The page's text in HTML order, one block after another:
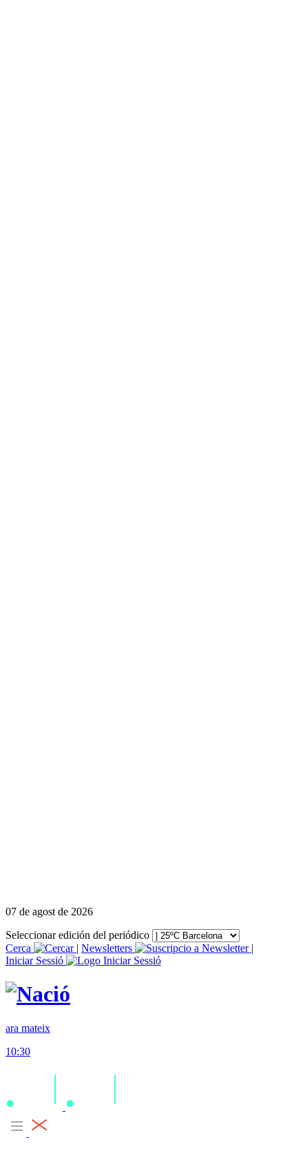
07 de agost de 2026
Seleccionar edición del periódico
Cerca
| Newsletters
|
Iniciar Sessió
ara mateix
10:30